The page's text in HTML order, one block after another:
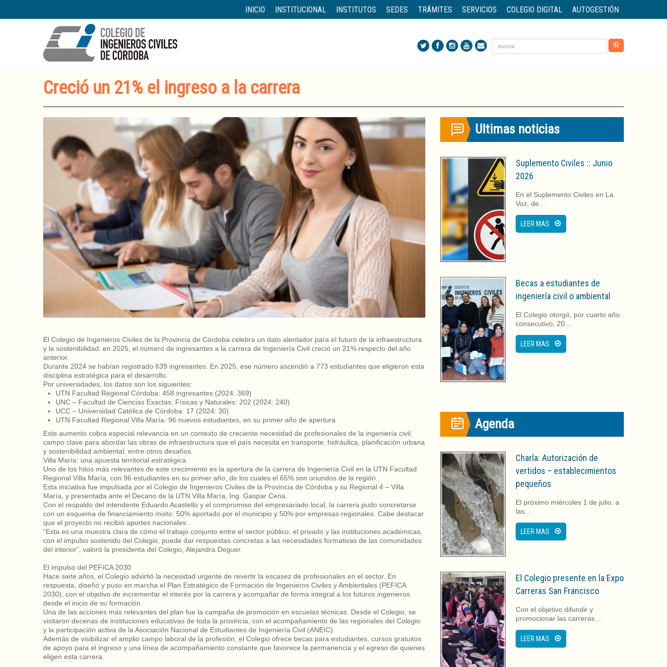
INICIO INSTITUCIONAL INSTITUTOS SEDES TRÁMITES SERVICIOS COLEGIO DIGITAL AUTOGESTIÓN
Creció un 21% el ingreso a la carrera
El Colegio de Ingenieros Civiles de la Provincia de Córdoba celebra un dato alentador para el futuro de la infraestructura
y la sostenibilidad: en 2025, el número de ingresantes a la carrera de Ingeniería Civil creció un 21% respecto del año
anterior.
Durante 2024 se habían registrado 639 ingresantes. En 2025, ese número ascendió a 773 estudiantes que eligieron esta
disciplina estratégica para el desarrollo.
Por universidades, los datos son los siguientes:
UTN Facultad Regional Córdoba: 458 ingresantes (2024: 369)
UNC – Facultad de Ciencias Exactas, Físicas y Naturales: 202 (2024: 240)
UCC – Universidad Católica de Córdoba: 17 (2024: 30)
UTN Facultad Regional Villa María: 96 nuevos estudiantes, en su primer año de apertura
Este aumento cobra especial relevancia en un contexto de creciente necesidad de profesionales de la ingeniería civil,
campo clave para abordar las obras de infraestructura que el país necesita en transporte, hidráulica, planificación urbana
y sostenibilidad ambiental, entre otros desafíos.
Villa María: una apuesta territorial estratégica
Uno de los hitos más relevantes de este crecimiento es la apertura de la carrera de Ingeniería Civil en la UTN Facultad
Regional Villa María, con 96 estudiantes en su primer año, de los cuales el 65% son oriundos de la región.
Esta iniciativa fue impulsada por el Colegio de Ingenieros Civiles de la Provincia de Córdoba y su Regional 4 – Villa
María, y presentada ante el Decano de la UTN Villa María, Ing. Gaspar Cena.
Con el respaldo del intendente Eduardo Acastello y el compromiso del empresariado local, la carrera pudo concretarse
con un esquema de financiamiento mixto: 50% aportado por el municipio y 50% por empresas regionales. Cabe destacar
que el proyecto no recibió aportes nacionales.
“Esta es una muestra clara de cómo el trabajo conjunto entre el sector público, el privado y las instituciones académicas,
con el impulso sostenido del Colegio, puede dar respuestas concretas a las necesidades formativas de las comunidades
del interior”, valoró la presidenta del Colegio, Alejandra Deguer.
El impulso del PEFICA 2030
Hace siete años, el Colegio advirtió la necesidad urgente de revertir la escasez de profesionales en el sector. En
respuesta, diseñó y puso en marcha el Plan Estratégico de Formación de Ingenieros Civiles y Ambientales (PEFICA
2030), con el objetivo de incrementar el interés por la carrera y acompañar de forma integral a los futuros ingenieros
desde el inicio de su formación.
Una de las acciones más relevantes del plan fue la campaña de promoción en escuelas técnicas. Desde el Colegio, se
visitaron decenas de instituciones educativas de toda la provincia, con el acompañamiento de las regionales del Colegio
y la participación activa de la Asociación Nacional de Estudiantes de Ingeniería Civil (ANEIC).
Además de visibilizar el amplio campo laboral de la profesión, el Colegio ofrece becas para estudiantes, cursos gratuitos
de apoyo para el ingreso y una línea de acompañamiento constante que favorece la permanencia y el egreso de quienes
eligen esta carrera.
Ultimas noticias
Suplemento Civiles :: Junio
2026
En el Suplemento Civiles en La
Voz, de…
LEER MAS
Becas a estudiantes de
ingeniería civil o ambiental
El Colegio otorgó, por cuarto año
consecutivo, 20…
LEER MAS
Agenda
Charla: Autorización de
vertidos – establecimientos
pequeños
El próximo miércoles 1 de julio, a
las…
LEER MAS
El Colegio presente en la Expo
Carreras San Francisco
Con el objetivo difundir y
promocionar las carreras…
LEER MAS